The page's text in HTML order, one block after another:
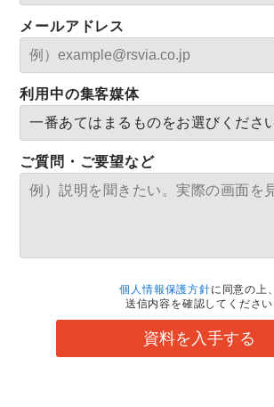
メールアドレス
利用中の集客媒体
ご質問・ご要望など
個人情報保護方針に同意の上、
送信内容を確認してください
資料を入手する